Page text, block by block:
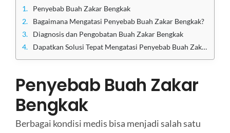
Penyebab Buah Zakar Bengkak
Bagaimana Mengatasi Penyebab Buah Zakar Bengkak?
Diagnosis dan Pengobatan Buah Zakar Bengkak
Dapatkan Solusi Tepat Mengatasi Penyebab Buah Zakar Bengkak di Klinik Utama Sentosa
Penyebab Buah Zakar
Bengkak
Berbagai kondisi medis bisa menjadi salah satu